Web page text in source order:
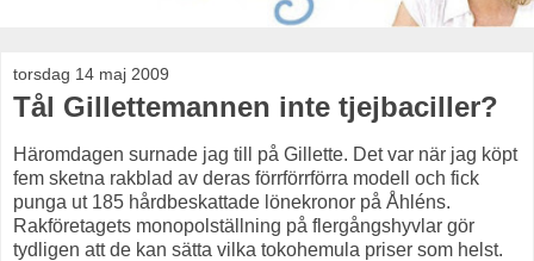
torsdag 14 maj 2009
Tål Gillettemannen inte tjejbaciller?
Häromdagen surnade jag till på Gillette. Det var när jag köpt
fem sketna rakblad av deras förrförrförra modell och fick
punga ut 185 hårdbeskattade lönekronor på Åhléns.
Rakföretagets monopolställning på flergångshyvlar gör
tydligen att de kan sätta vilka tokohemula priser som helst.